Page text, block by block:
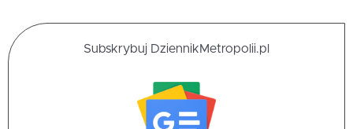
Subskrybuj DziennikMetropolii.pl